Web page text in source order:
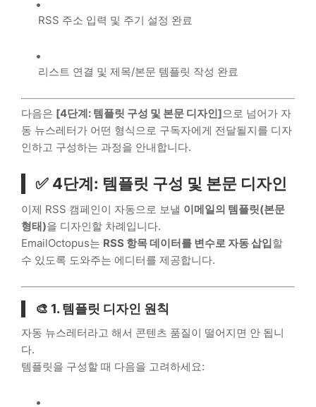
RSS 주소 입력 및 주기 설정 완료
리스트 연결 및 제목/본문 템플릿 작성 완료
다음은 [4단계: 템플릿 구성 및 본문 디자인]으로 넘어가 자
동 뉴스레터가 어떤 형식으로 구독자에게 전달될지를 디자
인하고 구성하는 과정을 안내합니다.
✅ 4단계: 템플릿 구성 및 본문 디자인
이제 RSS 캠페인이 자동으로 보낼 이메일의 템플릿(본문
형태)을 디자인할 차례입니다.
EmailOctopus는 RSS 항목 데이터를 변수로 자동 삽입할
수 있도록 도와주는 에디터를 제공합니다.
🎨 1. 템플릿 디자인 원칙
자동 뉴스레터라고 해서 콘텐츠 품질이 떨어지면 안 됩니
다.
템플릿을 구성할 때 다음을 고려하세요: